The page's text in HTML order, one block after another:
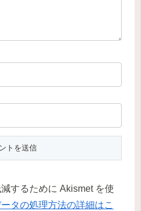
するために Akismet を使
タの処理方法の詳細はこ